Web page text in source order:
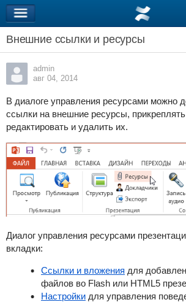
Внешние ссылки и ресурсы
admin
авг 04, 2014
В диалоге управления ресурсами можно
ссылки на внешние ресурсы,
редактировать и удалить их.
Диалог управления ресурсами
вкладки:
Ссылки и вложения для
файлов во Flash или HTML5
Настройкидля управления